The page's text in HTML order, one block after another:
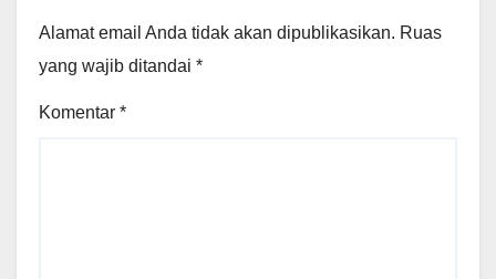
Alamat email Anda tidak akan dipublikasikan. Ruas
yang wajib ditandai *
Komentar *